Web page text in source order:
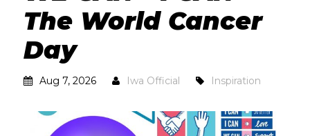
The World Cancer
Day
Aug 7, 2026 Iwa Official Inspiration